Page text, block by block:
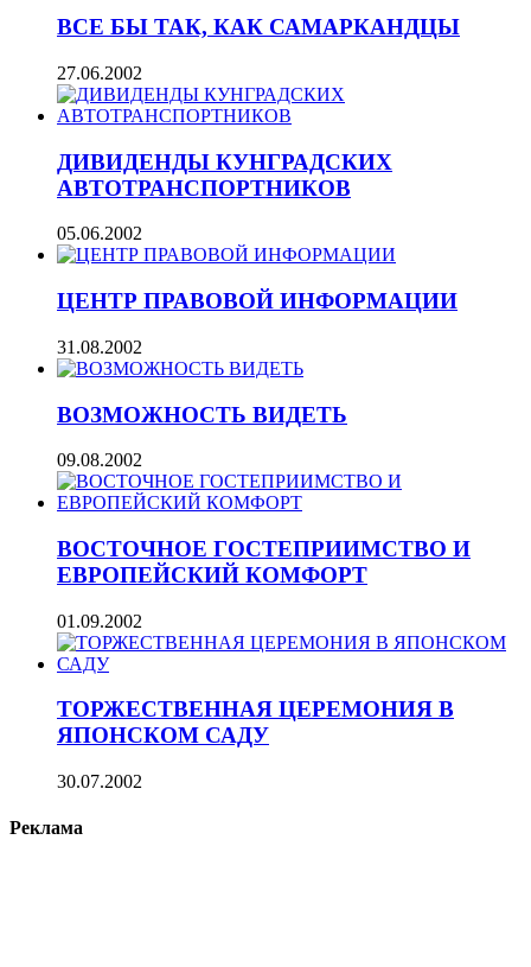
ВСЕ БЫ ТАК, КАК САМАРКАНДЦЫ
27.06.2002
ДИВИДЕНДЫ КУНГРАДСКИХ
АВТОТРАНСПОРТНИКОВ
05.06.2002
ЦЕНТР ПРАВОВОЙ ИНФОРМАЦИИ
31.08.2002
ВОЗМОЖНОСТЬ ВИДЕТЬ
09.08.2002
ВОСТОЧНОЕ ГОСТЕПРИИМСТВО И
ЕВРОПЕЙСКИЙ КОМФОРТ
01.09.2002
ТОРЖЕСТВЕННАЯ ЦЕРЕМОНИЯ В
ЯПОНСКОМ САДУ
30.07.2002
Реклама